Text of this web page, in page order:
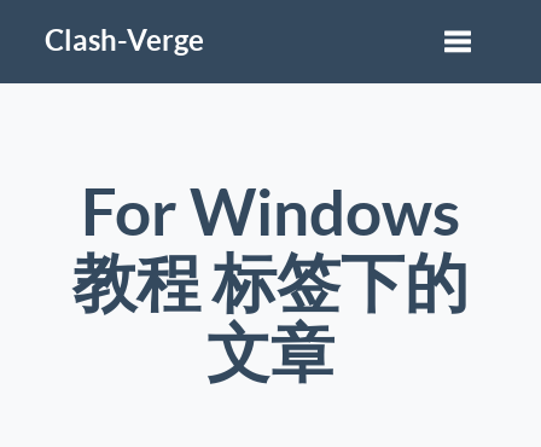
Clash-Verge
For Windows
教程 标签下的
文章